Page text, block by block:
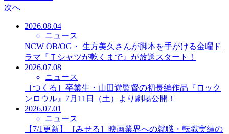
次へ
2026.08.04
ニュース
NCW OB/OG・ 生方美久さんが脚本を手がける金曜ド
ラマ『Ｔシャツが乾くまで』が放送スタート！
2026.07.08
ニュース
［つくる］卒業生・山田遊監督の初長編作品『ロック
ンロウル』7月11日（土）より劇場公開！
2026.07.01
ニュース
【7/1更新】［みせる］映画業界への就職・転職実績の